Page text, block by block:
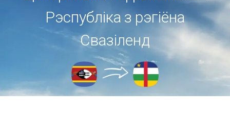
Рэспубліка з рэгіёна
Свазіленд